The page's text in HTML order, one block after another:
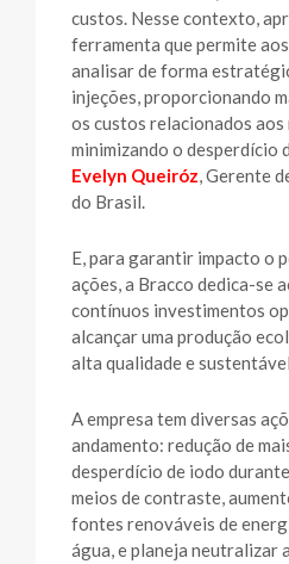
custos. Nesse contexto,
ferramenta que permite
analisar de forma
injeções, proporcionando
os custos relacionados
minimizando o desperdício
Evelyn Queiróz, Gerente
do Brasil.
E, para garantir impacto o
ações, a Bracco dedica-se
contínuos investimentos
alcançar uma produção
alta qualidade e
A empresa tem diversas
andamento: redução de
desperdício de iodo
meios de contraste,
fontes renováveis de
água, e planeja neutralizar